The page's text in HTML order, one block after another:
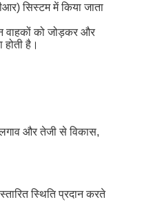
सिस्टम में किया जाता
वाहकों को जोड़कर और
है।
और तेजी से विकास,
स्थिति प्रदान करते